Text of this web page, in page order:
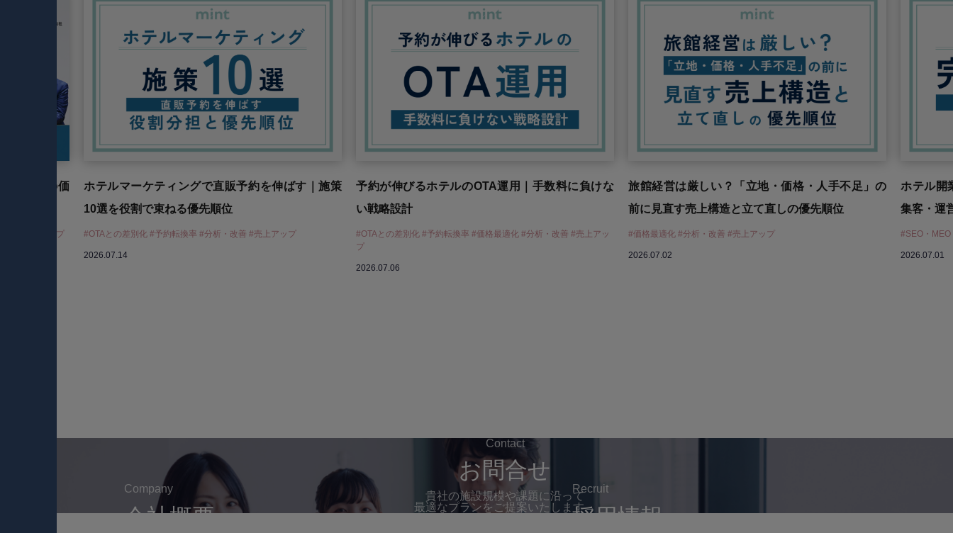
ホテルの価
化 #売上アップ
ホテルマーケティングで直販予約を伸ばす｜施策
10選を役割で束ねる優先順位
#OTAとの差別化 #予約転換率 #分析・改善 #売上アップ
2026.07.14
予約が伸びるホテルのOTA運用｜手数料に負けな
い戦略設計
#OTAとの差別化 #予約転換率 #価格最適化 #分析・改善 #売上アッ
プ
2026.07.06
旅館経営は厳しい？「立地・価格・人手不足」の
前に見直す売上構造と立て直しの優先順位
#価格最適化 #分析・改善 #売上アップ
2026.07.02
ホテル開
集客・運
#SEO・
2026.07.01
Contact
お問合せ
貴社の施設規模や課題に沿って
最適なプランをご提案いたします→
Company
会社概要
Recruit
採用情報